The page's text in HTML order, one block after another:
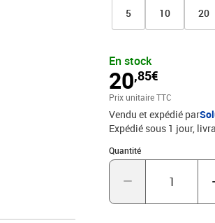
5 10 20
En stock
20,85€
Prix unitaire TTC
Vendu et expédié par
Expédié sous 1 jour
Quantité
Quantité : 1